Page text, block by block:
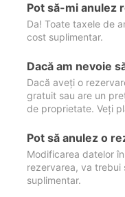
Pot să-mi anulez
Da! Toate taxele de
cost suplimentar.
Dacă am nevoie
Dacă aveți o
gratuit sau are un
de proprietate. Veți
Pot să anulez o
Modificarea datelor
rezervarea, va
suplimentar.